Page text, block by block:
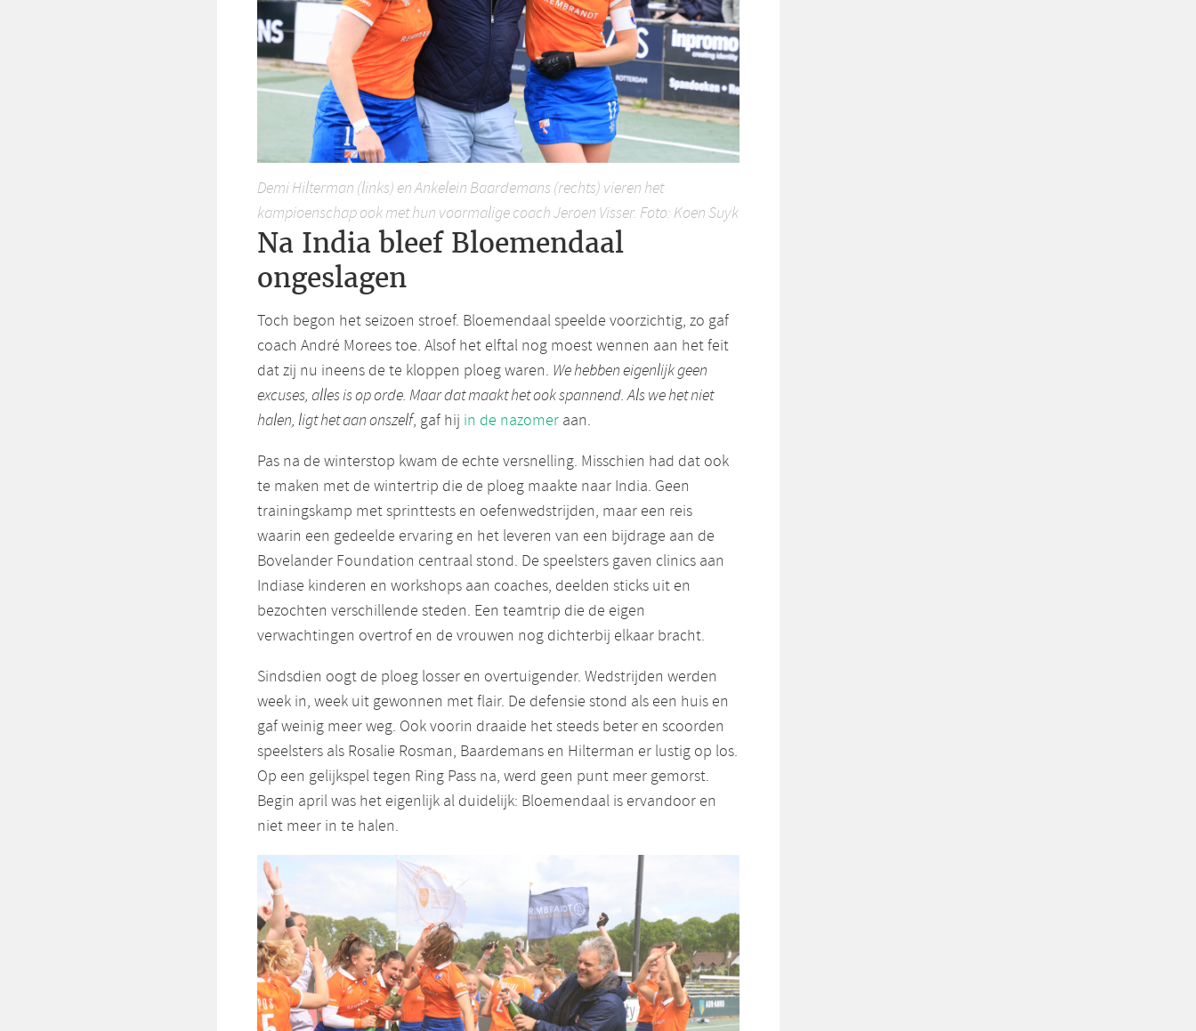
Demi Hilterman (links) en Ankelein Baardemans (rechts) vieren het
kampioenschap ook met hun voormalige coach Jeroen Visser. Foto: Koen Suyk
Na India bleef Bloemendaal
ongeslagen
Toch begon het seizoen stroef. Bloemendaal speelde voorzichtig, zo gaf
coach André Morees toe. Alsof het elftal nog moest wennen aan het feit
dat zij nu ineens de te kloppen ploeg waren. We hebben eigenlijk geen
excuses, alles is op orde. Maar dat maakt het ook spannend. Als we het niet
halen, ligt het aan onszelf, gaf hij in de nazomer aan.
Pas na de winterstop kwam de echte versnelling. Misschien had dat ook
te maken met de wintertrip die de ploeg maakte naar India. Geen
trainingskamp met sprinttests en oefenwedstrijden, maar een reis
waarin een gedeelde ervaring en het leveren van een bijdrage aan de
Bovelander Foundation centraal stond. De speelsters gaven clinics aan
Indiase kinderen en workshops aan coaches, deelden sticks uit en
bezochten verschillende steden. Een teamtrip die de eigen
verwachtingen overtrof en de vrouwen nog dichterbij elkaar bracht.
Sindsdien oogt de ploeg losser en overtuigender. Wedstrijden werden
week in, week uit gewonnen met flair. De defensie stond als een huis en
gaf weinig meer weg. Ook voorin draaide het steeds beter en scoorden
speelsters als Rosalie Rosman, Baardemans en Hilterman er lustig op los.
Op een gelijkspel tegen Ring Pass na, werd geen punt meer gemorst.
Begin april was het eigenlijk al duidelijk: Bloemendaal is ervandoor en
niet meer in te halen.